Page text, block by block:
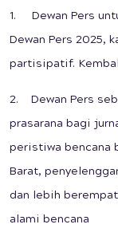
1. Dewan Pers
Dewan Pers 2025,
partisipatif.
2. Dewan Pers
prasarana bagi
peristiwa bencana
Barat,
dan lebih
alami bencana